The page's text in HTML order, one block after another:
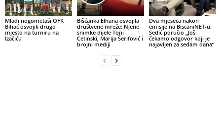
Mladi nogometaši OFK
Bihać osvojili drugo
mjesto na turniru na
Izačiću
Bišćanka Elhana osvojila
društvene mreže: Njene
snimke dijele Toni
Cetinski, Marija Šerifović i
brojni mediji
Dva mjeseca nakon
emisije na BiscaniNET-u:
Sedić poručio „Još
čekamo odgovor koji je
najavljen za sedam dana“